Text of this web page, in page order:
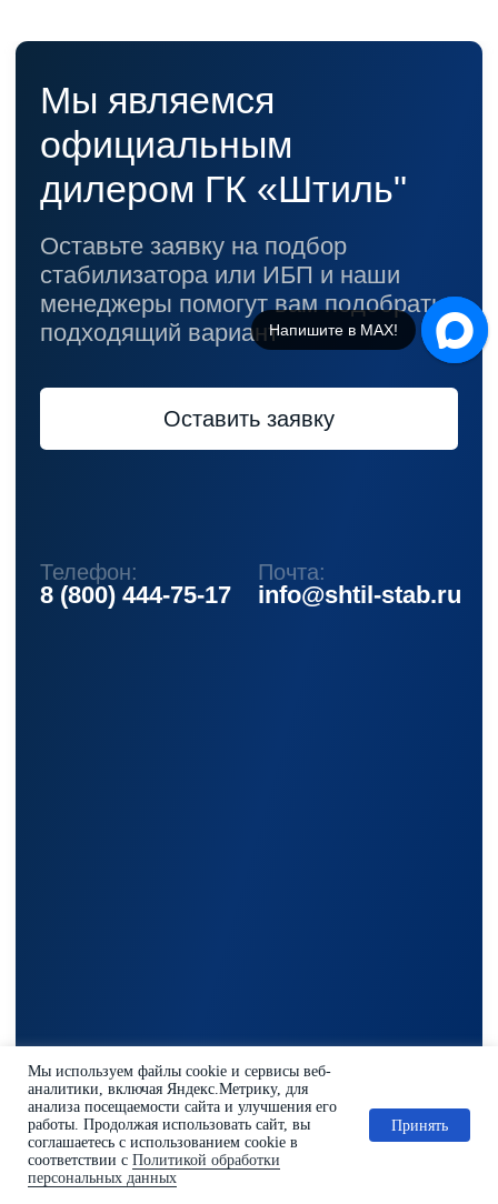
Мы используем файлы cookie и сервисы веб-
аналитики, включая Яндекс.Метрику, для
анализа посещаемости сайта и улучшения его
работы. Продолжая использовать сайт, вы
соглашаетесь с использованием cookie в
соответствии с Политикой обработки
персональных данных
Принять
Напишите в МАХ!